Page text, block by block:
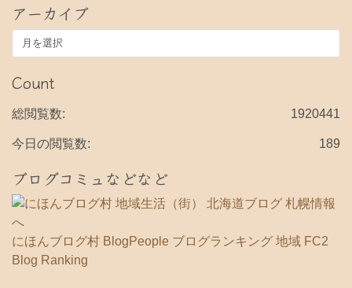
アーカイブ
ー
カ
ブ
Count
1920441
総閲覧数:
189
今日の閲覧数:
ブログコミュなどなど
にほんブログ村 BlogPeople ブログランキング 地域 FC2
Blog Ranking